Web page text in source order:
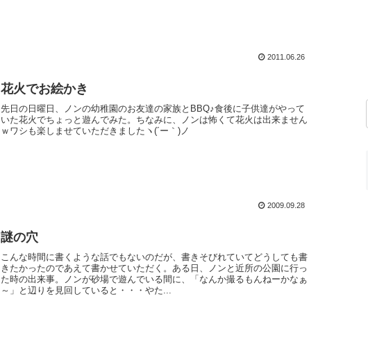
2011.06.26
花火でお絵かき
先日の日曜日、ノンの幼稚園のお友達の家族とBBQ♪食後に子供達がやって
いた花火でちょっと遊んでみた。ちなみに、ノンは怖くて花火は出来ません
ｗワシも楽しませていただきましたヽ(´ー｀)ノ
2009.09.28
謎の穴
こんな時間に書くような話でもないのだが、書きそびれていてどうしても書
きたかったのであえて書かせていただく。ある日、ノンと近所の公園に行っ
た時の出来事。ノンが砂場で遊んでいる間に、「なんか撮るもんねーかなぁ
～」と辺りを見回していると・・・やた...